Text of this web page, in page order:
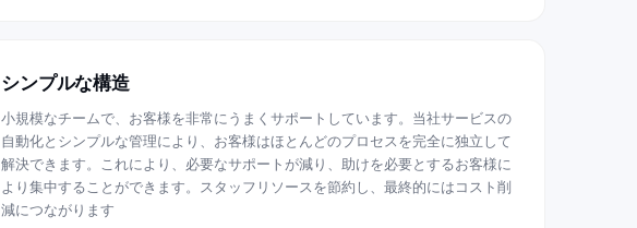
シンプルな構造
小規模なチームで、お客様を非常にうまくサポートしています。当社サービスの
自動化とシンプルな管理により、お客様はほとんどのプロセスを完全に独立して
解決できます。これにより、必要なサポートが減り、助けを必要とするお客様に
より集中することができます。スタッフリソースを節約し、最終的にはコスト削
減につながります